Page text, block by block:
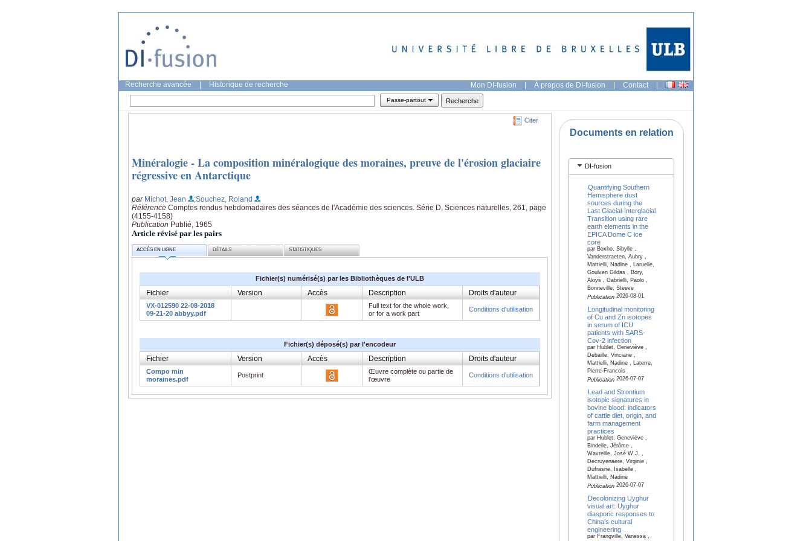
Recherche avancée Historique de recherche Mon DI-fusion | À propos de DI-fusion | Contact |
Passe-partout
Citer
Minéralogie - La composition minéralogique des moraines, preuve de l'érosion glaciaire
régressive en Antarctique
par Michot, Jean
;Souchez, Roland
Référence Comptes rendus hebdomadaires des séances de l'Académie des sciences. Série D, Sciences naturelles, 261, page
(4155-4158)
Publication Publié, 1965
Article révisé par les pairs
ACCÈS EN LIGNE DÉTAILS STATISTIQUES
Fichier(s) numérisé(s) par les Bibliothèques de l'ULB
Fichier Version Accès Description Droits d'auteur
VX-012590 22-08-2018
09-21-20 abbyy.pdf
Full text for the whole work,
or for a work part
Conditions d'utilisation
Fichier(s) déposé(s) par l'encodeur
Fichier Version Accès Description Droits d'auteur
Compo min
moraines.pdf
Postprint
Œuvre complète ou partie de
l'œuvre
Conditions d'utilisation
Documents en relation
DI-fusion
Quantifying Southern
Hemisphere dust
sources during the
Last Glacial-Interglacial
Transition using rare
earth elements in the
EPICA Dome C ice
core
par Boxho, Sibylle ,
Vanderstraeten, Aubry ,
Mattielli, Nadine , Laruelle,
Goulven Gildas , Bory,
Aloys , Gabrielli, Paolo ,
Bonneville, Steeve
Publication2026-08-01
Longitudinal monitoring
of Cu and Zn isotopes
in serum of ICU
patients with SARS-
Cov-2 infection
par Hublet, Geneviève ,
Debaille, Vinciane ,
Mattielli, Nadine , Laterre,
Pierre-Francois
Publication2026-07-07
Lead and Strontium
isotopic signatures in
bovine blood: indicators
of cattle diet, origin, and
farm management
practices
par Hublet, Geneviève ,
Bindelle, Jérôme ,
Wavreille, José W.J. ,
Decruyenaere, Virginie ,
Dufrasne, Isabelle ,
Mattielli, Nadine
Publication2026-07-07
Decolonizing Uyghur
visual art: Uyghur
diasporic responses to
China’s cultural
engineering
par Frangville, Vanessa ,